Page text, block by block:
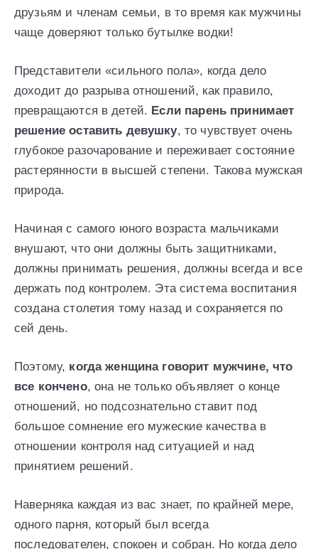
друзьям и членам семьи, в то время как мужчины
чаще доверяют только бутылке водки!
Представители «сильного пола», когда дело
доходит до разрыва отношений, как правило,
превращаются в детей. Если парень принимает
решение оставить девушку, то чувствует очень
глубокое разочарование и переживает состояние
растерянности в высшей степени. Такова мужская
природа.
Начиная с самого юного возраста мальчиками
внушают, что они должны быть защитниками,
должны принимать решения, должны всегда и все
держать под контролем. Эта система воспитания
создана столетия тому назад и сохраняется по
сей день.
Поэтому, когда женщина говорит мужчине, что
все кончено, она не только объявляет о конце
отношений, но подсознательно ставит под
большое сомнение его мужеские качества в
отношении контроля над ситуацией и над
принятием решений.
Наверняка каждая из вас знает, по крайней мере,
одного парня, который был всегда
последователен, спокоен и собран. Но когда дело